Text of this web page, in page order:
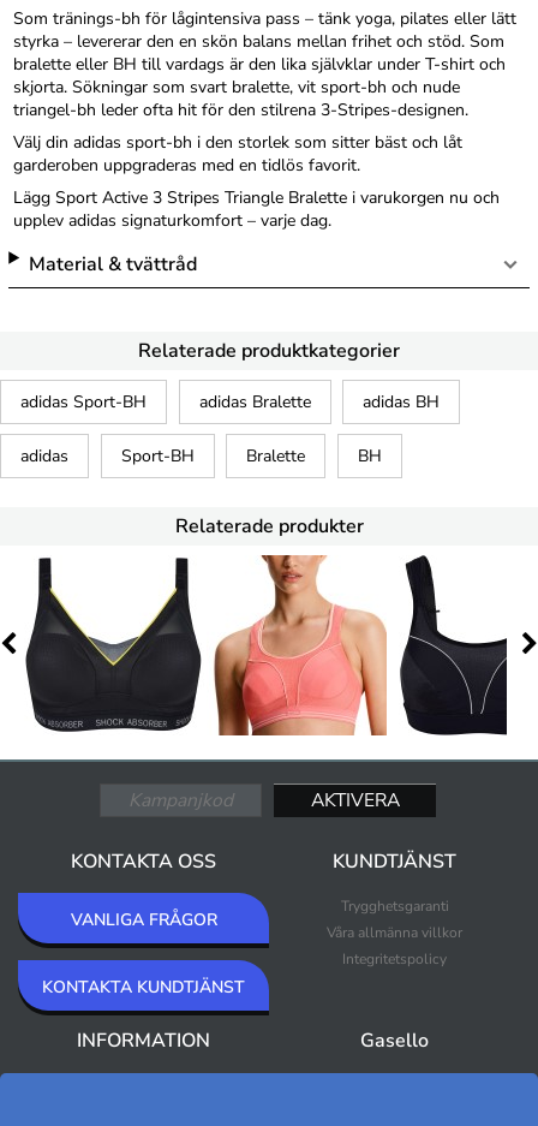
Som tränings-bh för lågintensiva pass – tänk yoga, pilates eller lätt
styrka – levererar den en skön balans mellan frihet och stöd. Som
bralette eller BH till vardags är den lika självklar under T-shirt och
skjorta. Sökningar som svart bralette, vit sport-bh och nude
triangel-bh leder ofta hit för den stilrena 3-Stripes-designen.
Välj din adidas sport-bh i den storlek som sitter bäst och låt
garderoben uppgraderas med en tidlös favorit.
Lägg Sport Active 3 Stripes Triangle Bralette i varukorgen nu och
upplev adidas signaturkomfort – varje dag.
Material & tvättråd
Relaterade produktkategorier
adidas Sport-BH adidas Bralette adidas BH
adidas Sport-BH Bralette BH
Relaterade produkter
KONTAKTA OSS
VANLIGA FRÅGOR
KONTAKTA KUNDTJÄNST
KUNDTJÄNST
Trygghetsgaranti
Våra allmänna villkor
Integritetspolicy
INFORMATION Gasello